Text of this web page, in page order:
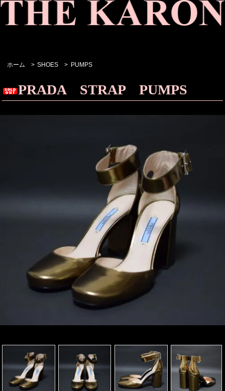
ホーム > SHOES > PUMPS
PRADA STRAP PUMPS